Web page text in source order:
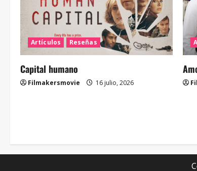
Artículos Reseñas
Capital humano
Filmakersmovie 16 julio, 2026